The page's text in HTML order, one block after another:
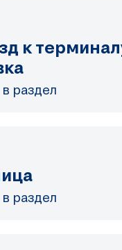
к
раздел
раздел